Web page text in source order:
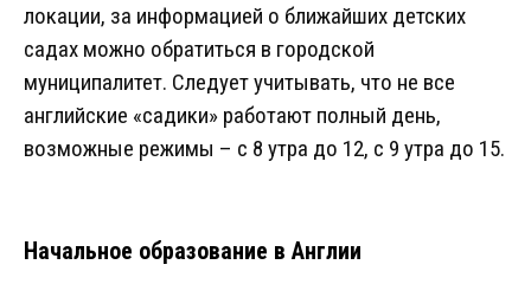
локации, за информацией о ближайших детских
садах можно обратиться в городской
муниципалитет. Следует учитывать, что не все
английские «садики» работают полный день,
возможные режимы – с 8 утра до 12, с 9 утра до 15.
Начальное образование в Англии